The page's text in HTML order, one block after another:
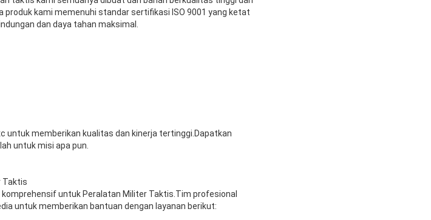
kami memenuhi standar sertifikasi ISO 9001 yang ketat
dan daya tahan maksimal.
untuk memberikan kualitas dan kinerja tertinggi.Dapatkan
untuk misi apa pun.
Taktis
untuk Peralatan Militer Taktis.Tim profesional
untuk memberikan bantuan dengan layanan berikut: